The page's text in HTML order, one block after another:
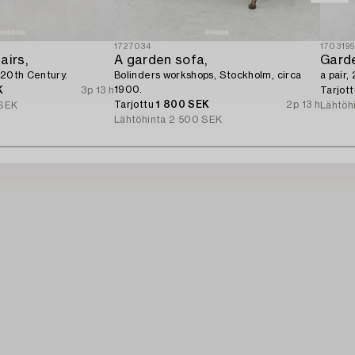
Century.
3p 13 h
1727034
A garden sofa,
Bolinders workshops, Stockholm, circa
1900.
Tarjottu1 800 SEK
2p 13 h
Lähtöhinta 2 500 SEK
1703195
a pair,